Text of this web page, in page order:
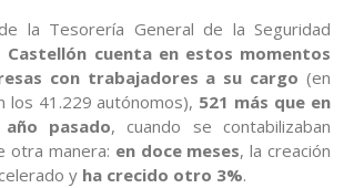
la Tesorería General de la Seguridad
Castellón cuenta en estos momentos
con trabajadores a su cargo (en
los 41.229 autónomos), 521 más que en
pasado, cuando se contabilizaban
otra manera: en doce meses, la creación
y ha crecido otro 3%.